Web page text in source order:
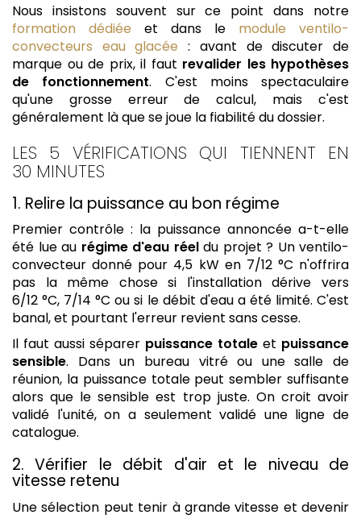
Nous insistons souvent sur ce point dans notre
formation dédiée et dans le module ventilo-
convecteurs eau glacée : avant de discuter de
marque ou de prix, il faut revalider les hypothèses
de fonctionnement. C'est moins spectaculaire
qu'une grosse erreur de calcul, mais c'est
généralement là que se joue la fiabilité du dossier.
LES 5 VÉRIFICATIONS QUI TIENNENT EN
30 MINUTES
1. Relire la puissance au bon régime
Premier contrôle : la puissance annoncée a-t-elle
été lue au régime d'eau réeldu projet ? Un ventilo-
convecteur donné pour 4,5 kW en 7/12 °C n'offrira
pas la même chose si l'installation dérive vers
6/12 °C, 7/14 °C ou si le débit d'eau a été limité. C'est
banal, et pourtant l'erreur revient sans cesse.
Il faut aussi séparer puissance totale et puissance
sensible. Dans un bureau vitré ou une salle de
réunion, la puissance totale peut sembler suffisante
alors que le sensible est trop juste. On croit avoir
validé l'unité, on a seulement validé une ligne de
catalogue.
2. Vérifier le débit d'air et le niveau de
vitesse retenu
Une sélection peut tenir à grande vitesse et devenir